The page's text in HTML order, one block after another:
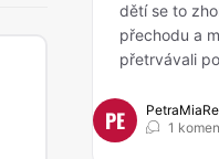
dětí se to
přechodu a
přetrvávali
PE
1